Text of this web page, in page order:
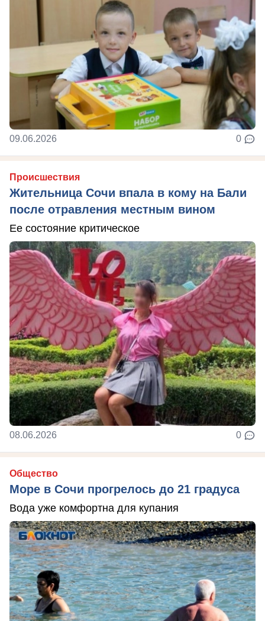
09.06.2026 0
Происшествия
Жительница Сочи впала в кому на Бали
после отравления местным вином
Ее состояние критическое
08.06.2026 0
Общество
Море в Сочи прогрелось до 21 градуса
Вода уже комфортна для купания